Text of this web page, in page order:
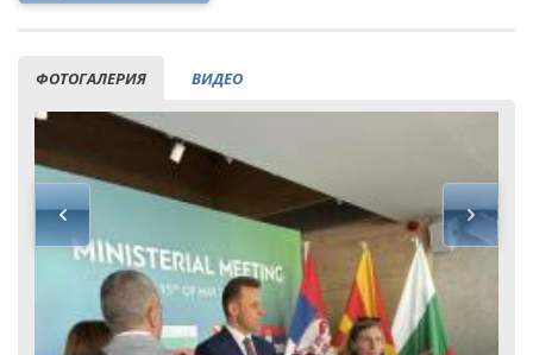
ФОТОГАЛЕРИЯ ВИДЕО
ИНИЦИАТИВА НА ЕВРОПЕЙСКАТА КОМИСИЯ ЗА
СУРОВИНИТЕ
ИНИЦИАТИВА НА ЕВРОПЕЙСКАТА КОМИСИЯ ЗА
ВЪГЛЕРОДЕН ДИОКСИД В ГЕОЛОЖКИ ФОРМАЦИИ
СЪГЛАСУВАНИ ЦЯЛОСТНИ ПРОЕКТИ ЗА ДОБИВ
ПРОЕКТИ
ПРЕКРАТЕНИ ПРОЦЕДУРИ